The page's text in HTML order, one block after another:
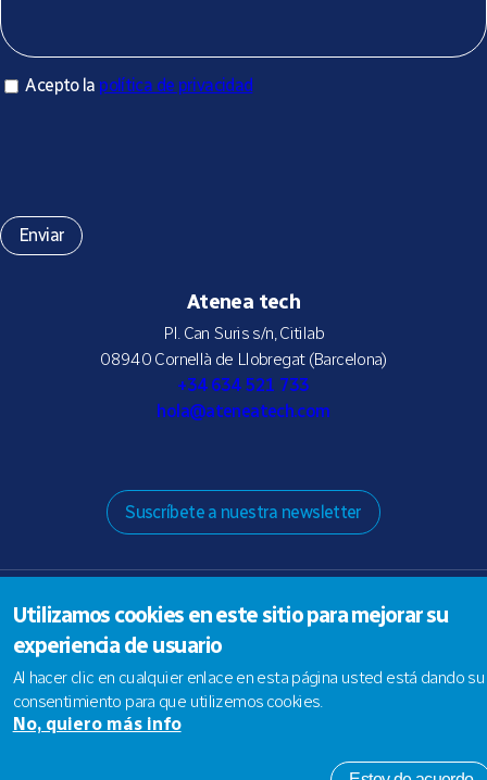
Atenea tech
Pl. Can Suris s/n, Citilab
08940 Cornellà de Llobregat (Barcelona)
+34 634 521 733
hola@ateneatech.com
Suscríbete a nuestra newsletter
Acepto la política de privacidad
Acepto la política de privacidad
© 2026 Atenea tech SLNE | Aviso legal|
Política de privacidad
Política de Cookies
Utilizamos cookies en este sitio para mejorar su
experiencia de usuario
Al hacer clic en cualquier enlace en esta página usted está dando su
consentimiento para que utilizemos cookies.
No, quiero más info